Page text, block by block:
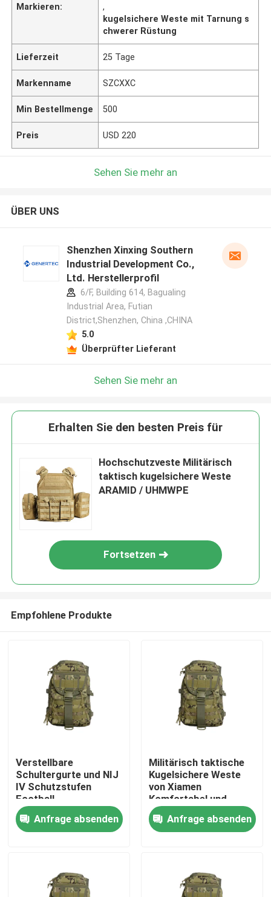
Zu Hause
Videos
Markieren:
,
kugelsichere Weste mit Tarnung s
chwerer Rüstung
Lieferzeit 25 Tage
Markenname SZCXXC
Min Bestellmenge 500
Preis USD 220
Sehen Sie mehr an
ÜBER UNS
Shenzhen Xinxing Southern
Industrial Development Co.,
Ltd. Herstellerprofil
6/F, Building 614, Bagualing
Industrial Area, Futian
District,Shenzhen, China ,CHINA
5.0
Überprüfter Lieferant
Sehen Sie mehr an
Erhalten Sie den besten Preis für
Hochschutzveste Militärisch
taktisch kugelsichere Weste
ARAMID / UHMWPE
Fortsetzen
Empfohlene Produkte
Verstellbare
Schultergurte und NIJ
IV Schutzstufen
Football
Trainingsweste für
ultimative Leistung
Anfrage absenden
Militärisch taktische
Kugelsichere Weste
von Xiamen
Komfortabel und
Probe zur Verfügung
gestelltAnfrage absenden